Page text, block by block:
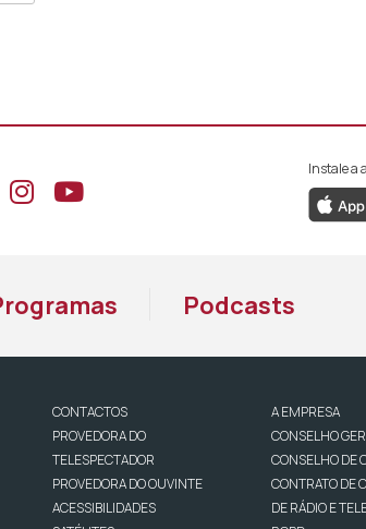
Aceder ao Facebook da RTP
Aceder ao Instagram da
Aceder ao YouTube
Instale a
Podcasts
CONTACTOS
PROVEDORA DO
TELESPECTADOR
PROVEDORA DO OUVINTE
ACESSIBILIDADES
A EMPRESA
CONSELHO
CONSELHO DE
CONTRATO DE
DE RÁDIO E